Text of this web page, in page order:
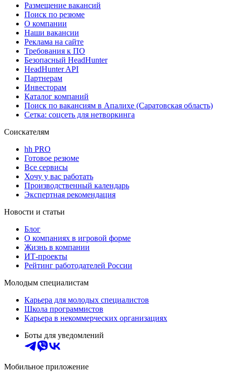
Размещение вакансий
Поиск по резюме
О компании
Наши вакансии
Реклама на сайте
Требования к ПО
Безопасный HeadHunter
HeadHunter API
Партнерам
Инвесторам
Каталог компаний
Поиск по вакансиям в Апалихе (Саратовская область)
Сетка: соцсеть для нетворкинга
Соискателям
hh PRO
Готовое резюме
Все сервисы
Хочу у вас работать
Производственный календарь
Экспертная рекомендация
Новости и статьи
Блог
О компаниях в игровой форме
Жизнь в компании
ИТ-проекты
Рейтинг работодателей России
Молодым специалистам
Карьера для молодых специалистов
Школа программистов
Карьера в некоммерческих организациях
Боты для уведомлений
Мобильное приложение